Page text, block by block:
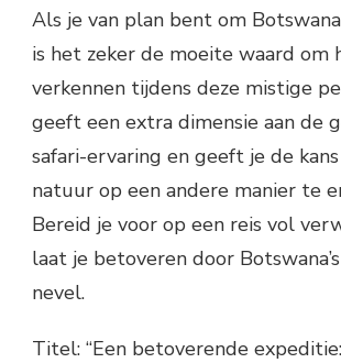
Als je van plan bent om
is het zeker de moeite waard om
verkennen tijdens deze mistige
geeft een extra dimensie aan de
safari-ervaring en geeft je de
natuur op een andere manier te
Bereid je voor op een reis vol
laat je betoveren door
nevel.
Titel: “Een betoverende expeditie: